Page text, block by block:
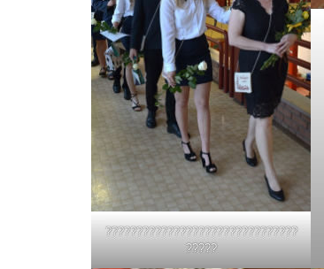
???????????????????????????????
?????